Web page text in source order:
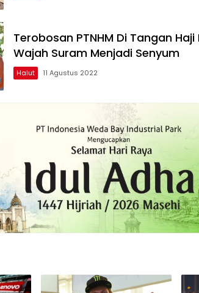
Terobosan PTNHM Di Tangan
Wajah Suram Menjadi Senyum
Halut 11 Agustus 2022